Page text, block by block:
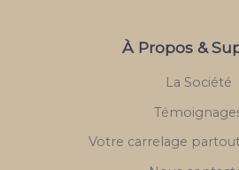
À Propos &
La Société
Votre carrelage